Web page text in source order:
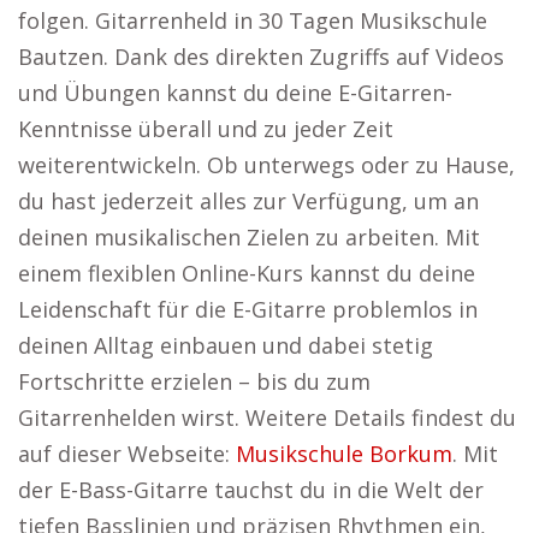
folgen. Gitarrenheld in 30 Tagen Musikschule
Bautzen. Dank des direkten Zugriffs auf Videos
und Übungen kannst du deine E-Gitarren-
Kenntnisse überall und zu jeder Zeit
weiterentwickeln. Ob unterwegs oder zu Hause,
du hast jederzeit alles zur Verfügung, um an
deinen musikalischen Zielen zu arbeiten. Mit
einem flexiblen Online-Kurs kannst du deine
Leidenschaft für die E-Gitarre problemlos in
deinen Alltag einbauen und dabei stetig
Fortschritte erzielen – bis du zum
Gitarrenhelden wirst. Weitere Details findest du
auf dieser Webseite: Musikschule Borkum. Mit
der E-Bass-Gitarre tauchst du in die Welt der
tiefen Basslinien und präzisen Rhythmen ein,